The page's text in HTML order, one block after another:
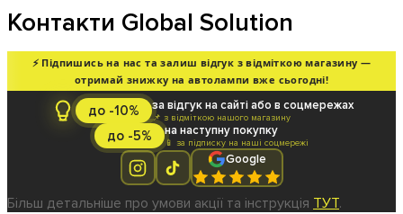
Контакти Global Solution
⚡ Підпишись на нас та залиш відгук з відміткою магазину —
отримай знижку на автолампи вже сьогодні!
до -10% за відгук на сайті або в соцмережах
📌 з відміткою нашого магазину
до -5% на наступну покупку
📱 за підписку на наші соцмережі
Google
Більш детальніше про умови акції та інструкція ТУТ.